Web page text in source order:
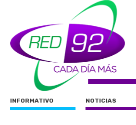
INFORMATIVO NOTICIAS